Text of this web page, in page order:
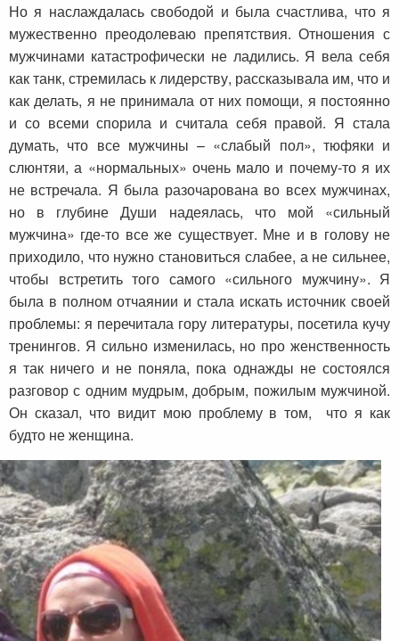
Но я наслаждалась свободой и была счастлива, что я
мужественно преодолеваю препятствия. Отношения с
мужчинами катастрофически не ладились. Я вела себя
как танк, стремилась к лидерству, рассказывала им, что и
как делать, я не принимала от них помощи, я постоянно
и со всеми спорила и считала себя правой. Я стала
думать, что все мужчины – «слабый пол», тюфяки и
слюнтяи, а «нормальных» очень мало и почему-то я их
не встречала. Я была разочарована во всех мужчинах,
но в глубине Души надеялась, что мой «сильный
мужчина» где-то все же существует. Мне и в голову не
приходило, что нужно становиться слабее, а не сильнее,
чтобы встретить того самого «сильного мужчину». Я
была в полном отчаянии и стала искать источник своей
проблемы: я перечитала гору литературы, посетила кучу
тренингов. Я сильно изменилась, но про женственность
я так ничего и не поняла, пока однажды не состоялся
разговор с одним мудрым, добрым, пожилым мужчиной.
Он сказал, что видит мою проблему в том, что я как
будто не женщина.